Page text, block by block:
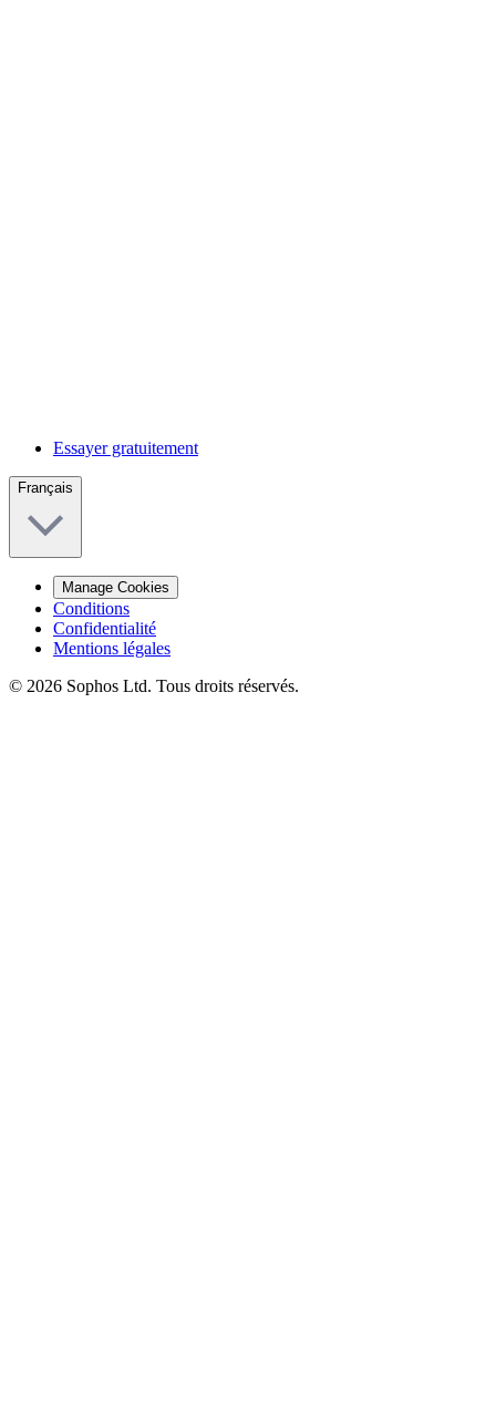
Essayer gratuitement
Français
Manage Cookies
Conditions
Confidentialité
Mentions légales
© 2026 Sophos Ltd. Tous droits réservés.